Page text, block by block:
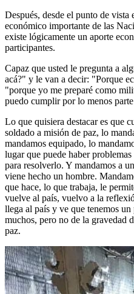
Después, desde el punto de
económico importante de las
existe lógicamente un aporte
participantes.
Capaz que usted le pregunta a
acá?" y le van a decir: "Porque
"porque yo me preparé como
puedo cumplir por lo menos
Lo que quisiera destacar es que
soldado a misión de paz, lo
mandamos equipado, lo
lugar que puede haber
para resolverlo. Y mandamos a
viene hecho un hombre.
que hace, lo que trabaja, le
vuelve al país, vuelvo a la
llega al país y ve que tenemos
muchos, pero no de la gravedad
paz.